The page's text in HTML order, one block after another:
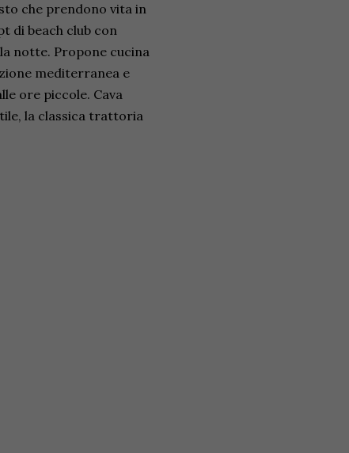
che prendono vita in
di beach club con
notte. Propone cucina
mediterranea e
ore piccole. Cava
la classica trattoria